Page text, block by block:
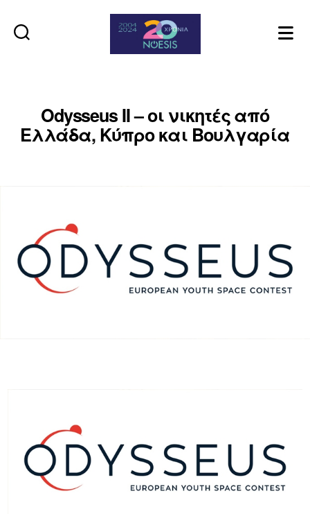
Odysseus II – οι νικητές από
Ελλάδα, Κύπρο και Βουλγαρία